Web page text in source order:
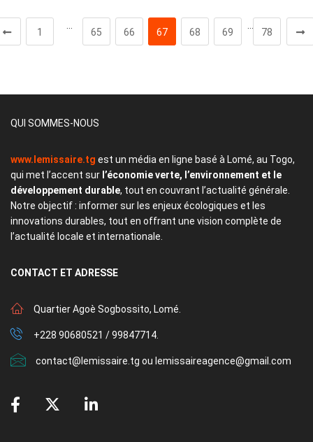
1
…
65 66 67 68 69
…
78
QUI SOMMES-NOUS
www.lemissaire.tg est un média en ligne basé à Lomé, au Togo,
qui met l’accent sur l’économie verte, l’environnement et le
développement durable, tout en couvrant l’actualité générale.
Notre objectif : informer sur les enjeux écologiques et les
innovations durables, tout en offrant une vision complète de
l’actualité locale et internationale.
CONTACT ET ADRESSE
Quartier Agoè Sogbossito, Lomé.
+228 90680521 / 99847714.
contact@lemissaire.tg ou lemissaireagence@gmail.com